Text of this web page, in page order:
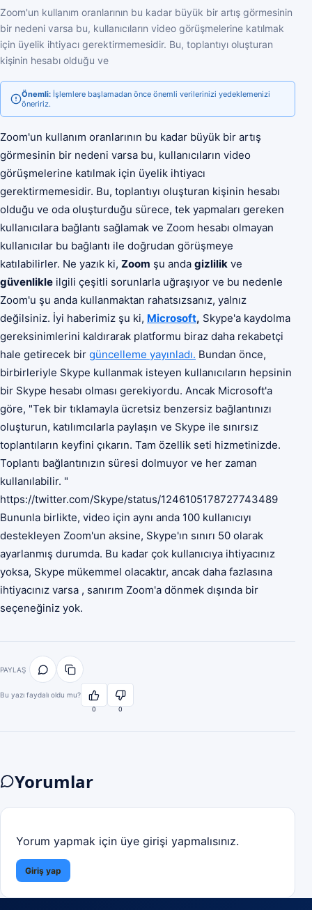
Zoom'un kullanım oranlarının bu kadar büyük bir artış görmesinin
bir nedeni varsa bu, kullanıcıların video görüşmelerine katılmak
için üyelik ihtiyacı gerektirmemesidir. Bu, toplantıyı oluşturan
kişinin hesabı olduğu ve
Önemli: İşlemlere başlamadan önce önemli verilerinizi yedeklemenizi
öneririz.
Zoom'un kullanım oranlarının bu kadar büyük bir artış
görmesinin bir nedeni varsa bu, kullanıcıların video
görüşmelerine katılmak için üyelik ihtiyacı
gerektirmemesidir. Bu, toplantıyı oluşturan kişinin hesabı
olduğu ve oda oluşturduğu sürece, tek yapmaları gereken
kullanıcılara bağlantı sağlamak ve Zoom hesabı olmayan
kullanıcılar bu bağlantı ile doğrudan görüşmeye
katılabilirler. Ne yazık ki, Zoom şu anda gizlilik ve
güvenlikle ilgili çeşitli sorunlarla uğraşıyor ve bu nedenle
Zoom'u şu anda kullanmaktan rahatsızsanız, yalnız
değilsiniz. İyi haberimiz şu ki, Microsoft, Skype'a kaydolma
gereksinimlerini kaldırarak platformu biraz daha rekabetçi
hale getirecek bir güncelleme yayınladı. Bundan önce,
birbirleriyle Skype kullanmak isteyen kullanıcıların hepsinin
bir Skype hesabı olması gerekiyordu. Ancak Microsoft'a
göre, "Tek bir tıklamayla ücretsiz benzersiz bağlantınızı
oluşturun, katılımcılarla paylaşın ve Skype ile sınırsız
toplantıların keyfini çıkarın. Tam özellik seti hizmetinizde.
Toplantı bağlantınızın süresi dolmuyor ve her zaman
kullanılabilir. "
https://twitter.com/Skype/status/1246105178727743489
Bununla birlikte, video için aynı anda 100 kullanıcıyı
destekleyen Zoom'un aksine, Skype'ın sınırı 50 olarak
ayarlanmış durumda. Bu kadar çok kullanıcıya ihtiyacınız
yoksa, Skype mükemmel olacaktır, ancak daha fazlasına
ihtiyacınız varsa , sanırım Zoom'a dönmek dışında bir
seçeneğiniz yok.
PAYLAŞ
Bu yazı faydalı oldu mu?
0 0
Yorumlar
Yorum yapmak için üye girişi yapmalısınız.
Giriş yap